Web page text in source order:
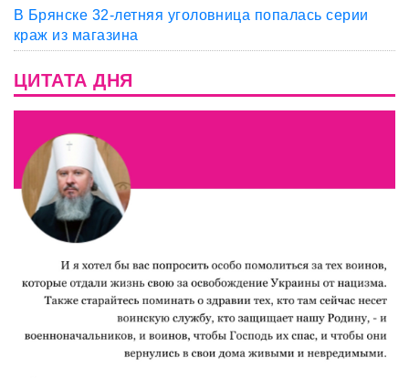
В Брянске 32-летняя уголовница попалась серии
краж из магазина
ЦИТАТА ДНЯ